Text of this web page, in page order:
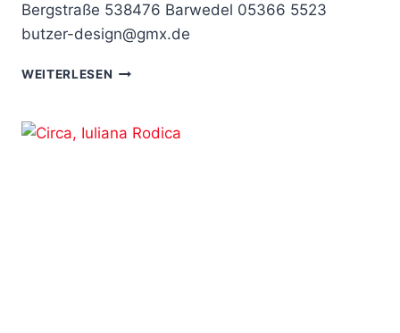
Bergstraße 538476 Barwedel 05366 5523
butzer-design@gmx.de
WEITERLESEN BUTZER,